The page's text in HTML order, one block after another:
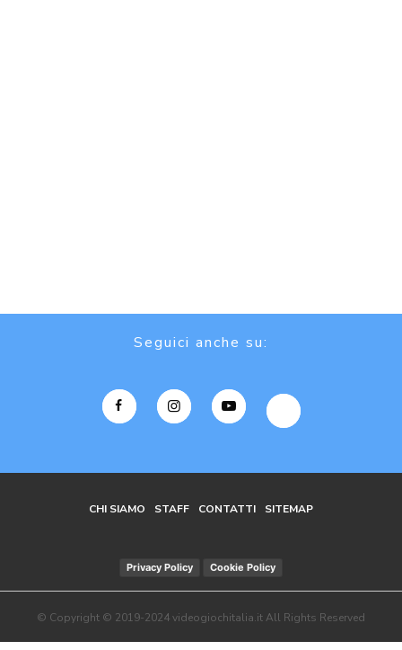
Seguici anche su:
CHI SIAMO STAFF CONTATTI SITEMAP
Privacy Policy Cookie Policy
© Copyright © 2019-2024 videogiochitalia.it All Rights Reserved